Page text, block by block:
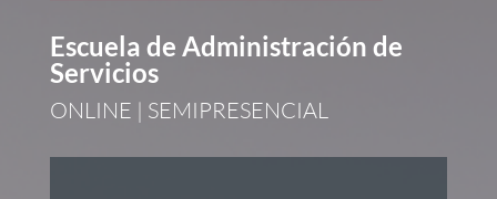
Escuela de Administración de
Servicios
ONLINE | SEMIPRESENCIAL